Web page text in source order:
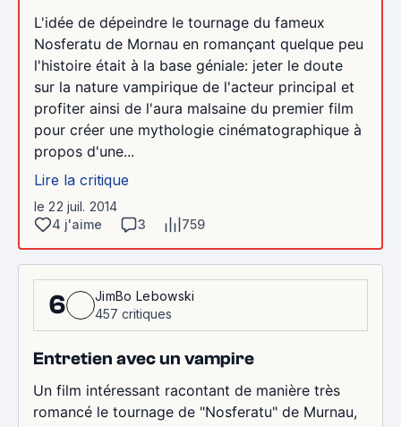
L'idée de dépeindre le tournage du fameux
Nosferatu de Mornau en romançant quelque peu
l'histoire était à la base géniale: jeter le doute
sur la nature vampirique de l'acteur principal et
profiter ainsi de l'aura malsaine du premier film
pour créer une mythologie cinématographique à
propos d'une...
Lire la critique
le 22 juil. 2014
4 j'aime
3 759
6
JimBo Lebowski
457 critiques
Entretien avec un vampire
Un film intéressant racontant de manière très
romancé le tournage de "Nosferatu" de Murnau,